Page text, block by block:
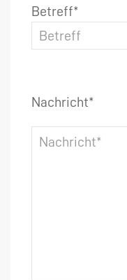
Betreff*
Nachricht*